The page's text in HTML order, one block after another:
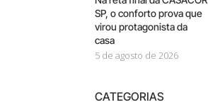
SP, o conforto prova que
virou protagonista da
casa
5 de agosto de 2026
CATEGORIAS